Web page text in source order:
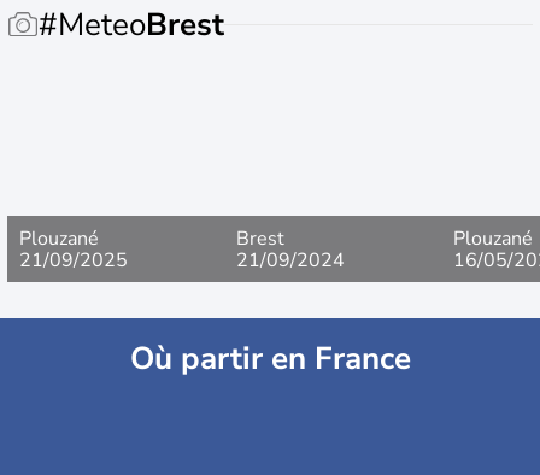
#MeteoBrest
Plouzané
21/09/2025
Brest
21/09/2024
Plouzané
16/05/
Où partir en France